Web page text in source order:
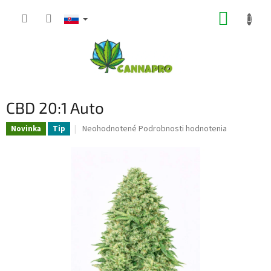
CBD 20:1 Auto
Novinka Tip
Priemerné
hviezdičiek.
Neohodnotené Podrobnosti hodnotenia